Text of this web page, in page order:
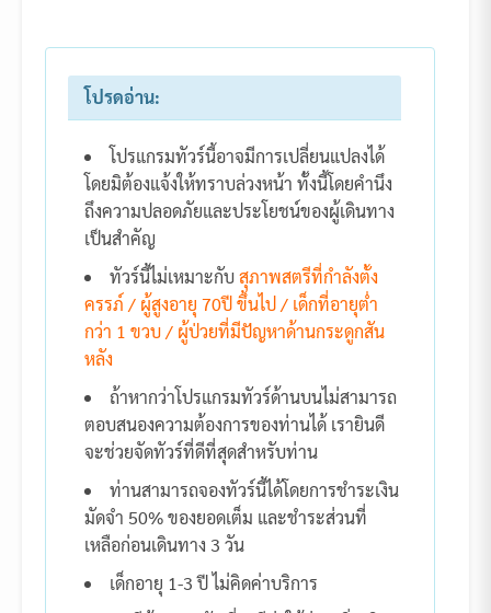
โปรดอ่าน:
โปรแกรมทัวร์นี้อาจมีการเปลี่ยนแปลงได้
โดยมิต้องแจ้งให้ทราบล่วงหน้า ทั้งนี้โดยคำนึง
ถึงความปลอดภัยและประโยชน์ของผู้เดินทาง
เป็นสำคัญ
ทัวร์นี้ไม่เหมาะกับสุภาพสตรีที่กำลังตั้ง
ครรภ์ / ผู้สูงอายุ 70ปี ขึ้นไป / เด็กที่อายุต่ำ
กว่า 1 ขวบ / ผู้ป่วยที่มีปัญหาด้านกระดูกสัน
หลัง
ถ้าหากว่าโปรแกรมทัวร์ด้านบนไม่สามารถ
ตอบสนองความต้องการของท่านได้ เรายินดี
จะช่วยจัดทัวร์ที่ดีที่สุดสำหรับท่าน
ท่านสามารถจองทัวร์นี้ได้โดยการชำระเงิน
มัดจำ 50% ของยอดเต็ม และชำระส่วนที่
เหลือก่อนเดินทาง 3 วัน
เด็กอายุ 1-3 ปี ไม่คิดค่าบริการ